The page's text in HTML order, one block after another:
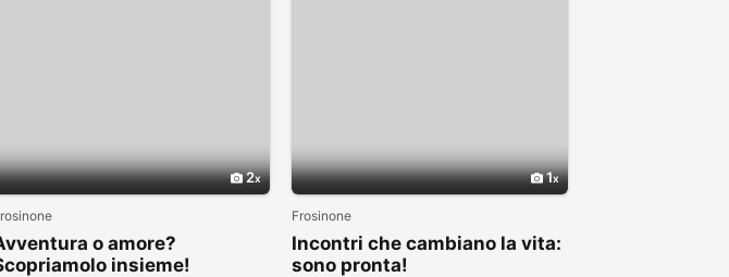
2
o amore?
insieme!
1
Frosinone
Incontri che cambiano la vita:
sono pronta!